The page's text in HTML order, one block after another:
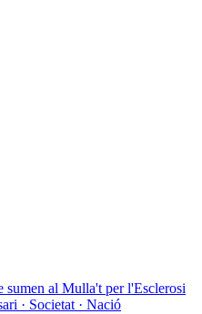
sumen al Mulla't per l'Esclerosi
· Societat · Nació